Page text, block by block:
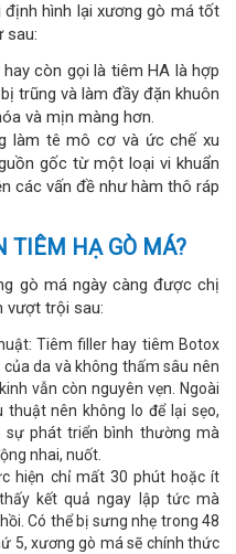
hình lại xương gò má tốt
sau:
còn gọi là tiêm HA là hợp
trũng và làm đầy đặn khuôn
và mịn màng hơn.
làm tê mô cơ và ức chế xu
gốc từ một loại vi khuẩn
các vấn đề như hàm thô ráp
TIÊM HẠ GÒ MÁ?
gò má ngày càng được chị
vượt trội sau:
Tiêm filler hay tiêm Botox
da và không thấm sâu nên
vẫn còn nguyên vẹn. Ngoài
nên không lo để lại sẹo,
phát triển bình thường mà
nhai, nuốt.
hiện chỉ mất 30 phút hoặc ít
kết quả ngay lập tức mà
Có thể bị sưng nhẹ trong 48
5, xương gò má sẽ chính thức